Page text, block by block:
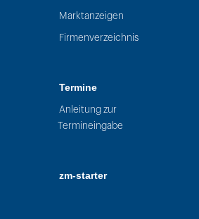
Marktanzeigen
Firmenverzeichnis
Termine
Anleitung zur
Termineingabe
zm-starter